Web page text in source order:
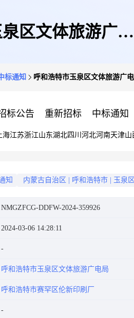
区文体旅游广电
标通知 呼和浩特市玉泉区文体旅游广
标公告 重新招标 中标通知
海江苏浙江山东湖北四川 河北河南天津山
知 内蒙古自治区 呼和浩特市 玉泉
NMGZFCG-DDFW-2024-359926
2024-03-06 14:28:11
呼和浩特市玉泉区文体旅游广电局
呼和浩特市赛罕区伦新印刷厂